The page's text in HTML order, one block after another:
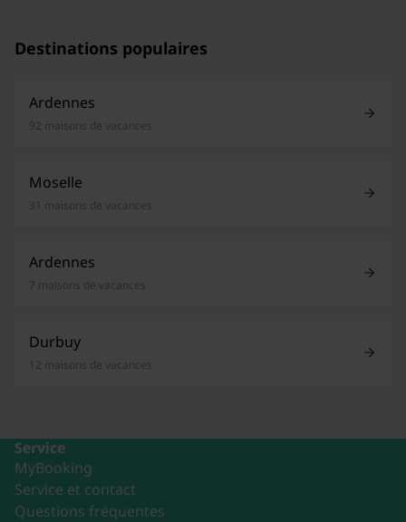
Destinations populaires
Ardennes
92 maisons de vacances
Moselle
31 maisons de vacances
Ardennes
7 maisons de vacances
Durbuy
12 maisons de vacances
Service
MyBooking
Service et contact
Questions fréquentes